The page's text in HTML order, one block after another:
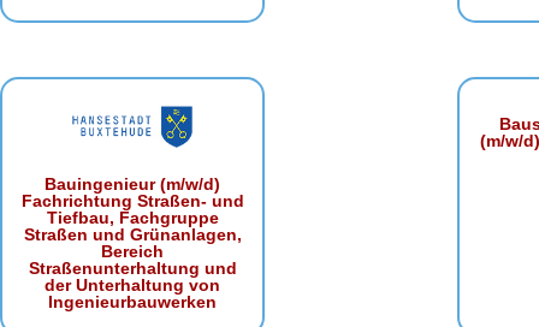
Bauingenieur (m/w/d)
Fachrichtung Straßen- und
Tiefbau, Fachgruppe
Straßen und Grünanlagen,
Bereich
Straßenunterhaltung und
der Unterhaltung von
Ingenieurbauwerken
(m/w/